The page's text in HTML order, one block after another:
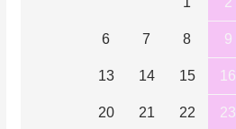
6 7 8 9
13 14 15 16
20 21 22 23